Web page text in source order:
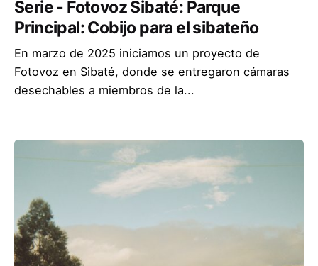
Serie - Fotovoz Sibaté: Parque
Principal: Cobijo para el sibateño
En marzo de 2025 iniciamos un proyecto de
Fotovoz en Sibaté, donde se entregaron cámaras
desechables a miembros de la...